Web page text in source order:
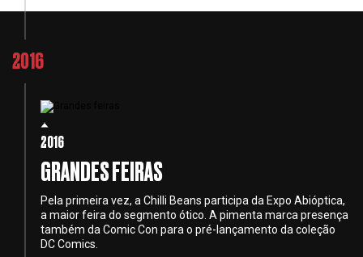
2016
2016
GRANDES FEIRAS
Pela primeira vez, a Chilli Beans participa da Expo Abióptica,
a maior feira do segmento ótico. A pimenta marca presença
também da Comic Con para o pré-lançamento da coleção
DC Comics.